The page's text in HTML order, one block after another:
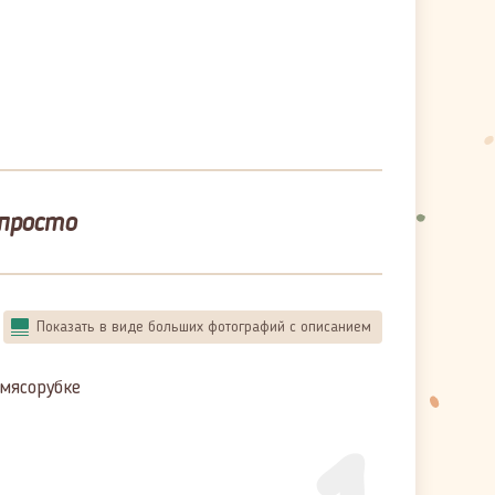
Показать в виде больших фотографий с описанием